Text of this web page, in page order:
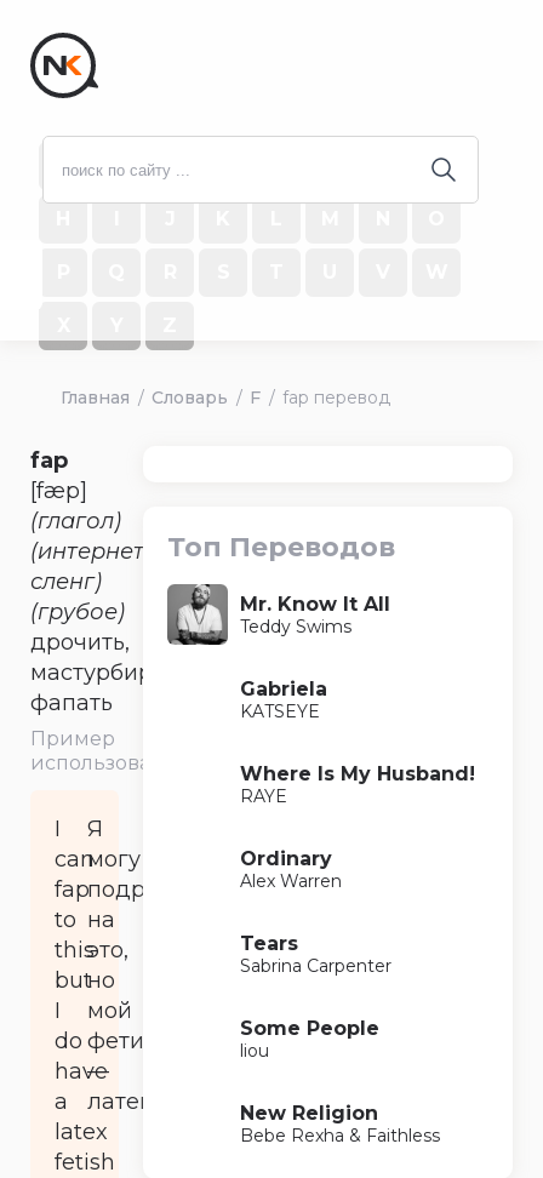
# A B G
Главная Словарь F fap перевод
fap
[fæp]
(глагол)
(интернет-
сленг)
(грубое)
дрочить,
мастурбировать,
фапать
Пример
использования
I
can
fap
to
this
but
I
do
have
a
latex
fetish
Я
могу
подрочить
на
это,
но
мой
фетиш
—
латекс.
Топ Переводов
Mr. Know It All
Teddy Swims
Gabriela
KATSEYE
Where Is My Husband!
RAYE
Ordinary
Alex Warren
Tears
Sabrina Carpenter
Some People
liou
New Religion
Bebe Rexha & Faithless